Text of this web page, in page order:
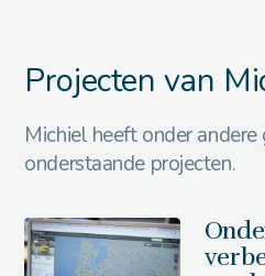
Projecten van
Michiel heeft onder
onderstaande projecten.